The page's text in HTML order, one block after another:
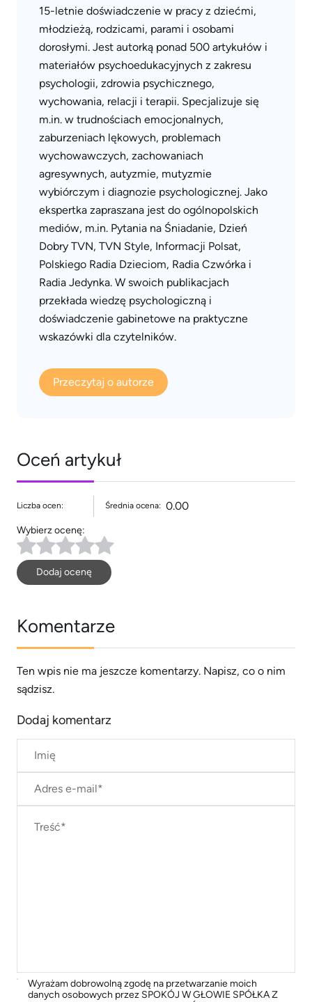
15-letnie doświadczenie w pracy z dziećmi,
młodzieżą, rodzicami, parami i osobami
dorosłymi. Jest autorką ponad 500 artykułów i
materiałów psychoedukacyjnych z zakresu
psychologii, zdrowia psychicznego,
wychowania, relacji i terapii. Specjalizuje się
m.in. w trudnościach emocjonalnych,
zaburzeniach lękowych, problemach
wychowawczych, zachowaniach
agresywnych, autyzmie, mutyzmie
wybiórczym i diagnozie psychologicznej. Jako
ekspertka zapraszana jest do ogólnopolskich
mediów, m.in. Pytania na Śniadanie, Dzień
Dobry TVN, TVN Style, Informacji Polsat,
Polskiego Radia Dzieciom, Radia Czwórka i
Radia Jedynka. W swoich publikacjach
przekłada wiedzę psychologiczną i
doświadczenie gabinetowe na praktyczne
wskazówki dla czytelników.
Przeczytaj o autorze
Oceń artykuł
Liczba ocen: Średnia ocena: 0.00
Wybierz ocenę:
Dodaj ocenę
Komentarze
Ten wpis nie ma jeszcze komentarzy. Napisz, co o nim
sądzisz.
Dodaj komentarz
Wyrażam dobrowolną zgodę na przetwarzanie moich
danych osobowych przez SPOKÓJ W GŁOWIE SPÓŁKA Z